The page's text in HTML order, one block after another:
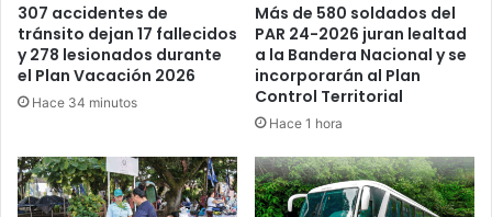
307 accidentes de
tránsito dejan 17 fallecidos
y 278 lesionados durante
el Plan Vacación 2026
Hace 34 minutos
Más de 580 soldados del
PAR 24-2026 juran lealtad
a la Bandera Nacional y se
incorporarán al Plan
Control Territorial
Hace 1 hora